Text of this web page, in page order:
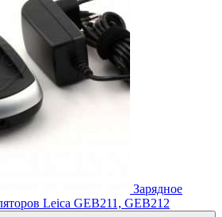
Зарядное
Leica GEB211, GEB212